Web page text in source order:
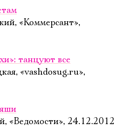
«Коммерсант»,
танцуют все
«vashdosug.ru»,
«Ведомости», 24.12.2012